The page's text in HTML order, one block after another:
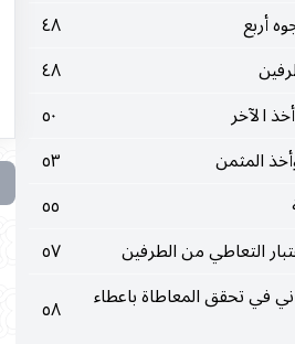
أربع
٤٨
٤٨
الآخر
٥٠
المثمن
٥٣
٥٥
التعاطي من الطرفين
٥٧
في تحقق المعاطاة باعطاء
٥٨